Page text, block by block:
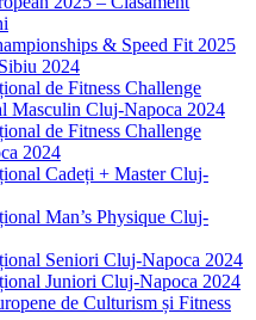
& Speed Fit 2025
2024
de Fitness Challenge
Masculin Cluj-Napoca 2024
de Fitness Challenge
2024
Cadeți + Master Cluj-
Man’s Physique Cluj-
Seniori Cluj-Napoca 2024
Juniori Cluj-Napoca 2024
de Culturism și Fitness